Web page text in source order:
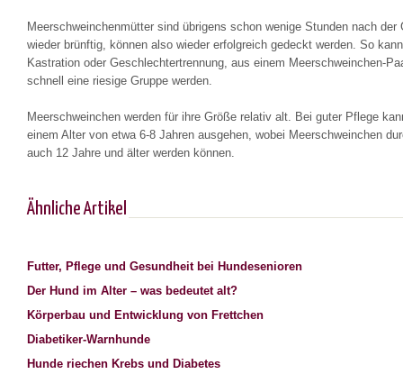
Meerschweinchenmütter sind übrigens schon wenige Stunden nach der
wieder brünftig, können also wieder erfolgreich gedeckt werden. So
Kastration oder Geschlechtertrennung, aus einem Meerschweinchen-
schnell eine riesige Gruppe werden.
Meerschweinchen werden für ihre Größe relativ alt. Bei guter Pflege
einem Alter von etwa 6-8 Jahren ausgehen, wobei Meerschweinchen
auch 12 Jahre und älter werden können.
Ähnliche Artikel
Futter, Pflege und Gesundheit bei Hundesenioren
Der Hund im Alter – was bedeutet alt?
Körperbau und Entwicklung von Frettchen
Diabetiker-Warnhunde
Hunde riechen Krebs und Diabetes